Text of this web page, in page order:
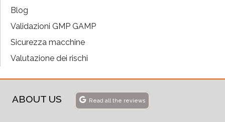
Blog
Validazioni GMP GAMP
Sicurezza macchine
Valutazione dei rischi
ABOUT US Read all the reviews